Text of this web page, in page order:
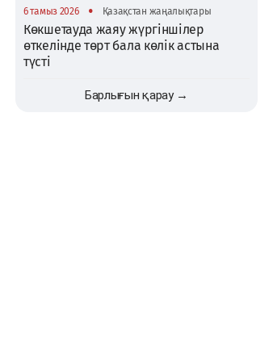
6 тамыз 2026 • Қазақстан жаңалықтары
Көкшетауда жаяу жүргіншілер
өткелінде төрт бала көлік астына
түсті
Барлығын қарау →